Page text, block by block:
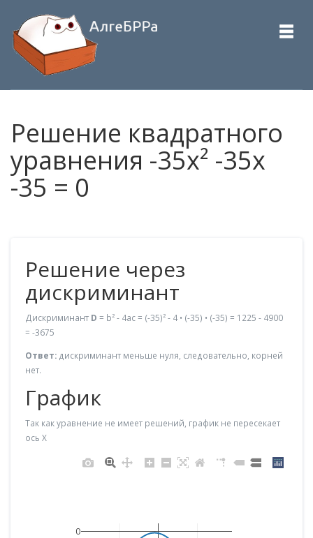
Решение квадратного
уравнения -35x² -35x
-35 = 0
Решение через
дискриминант
Дискриминант D = b² - 4ac = (-35)² - 4 • (-35) • (-35) = 1225 - 4900
= -3675
Ответ: дискриминант меньше нуля, следовательно, корней
нет.
График
Так как уравнение не имеет решений, график не пересекает
ось X
0